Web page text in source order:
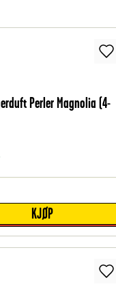
Perler Magnolia (4-
KJØP